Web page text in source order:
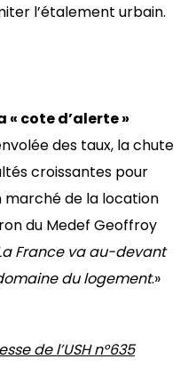
l’étalement urbain.
cote d’alerte »
des taux, la chute
croissantes pour
de la location
du Medef Geoffroy
France va au-devant
du logement.»
de l’USH n°635